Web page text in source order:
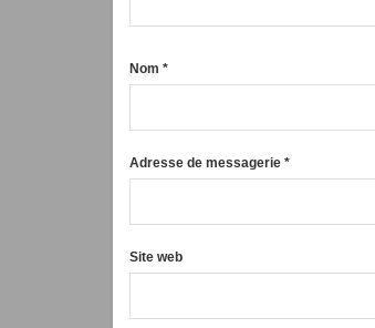
Nom *
Adresse de messagerie *
Site web